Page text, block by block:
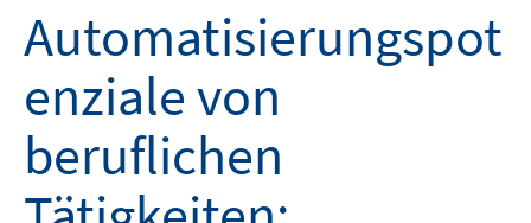
Automatisierungspot
enziale von
beruflichen